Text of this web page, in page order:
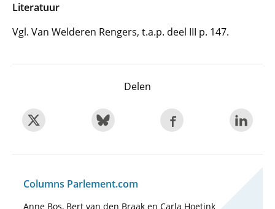
Literatuur
Vgl. Van Welderen Rengers, t.a.p. deel III p. 147.
Delen
Columns Parlement.com
Anne Bos, Bert van den Braak en Carla Hoetink